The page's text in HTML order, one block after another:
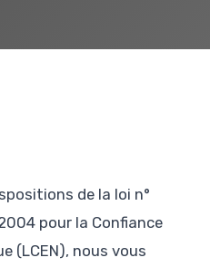
de la loi n°
pour la Confiance
(LCEN), nous vous